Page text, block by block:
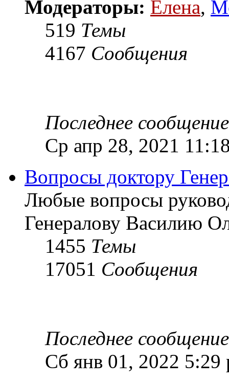
Модераторы: Елена,
519 Темы
4167 Сообщения
Последнее сообщение
Ср апр 28, 2021
Вопросы доктору
Любые вопросы
Генералову Василию
1455 Темы
17051 Сообщения
Последнее сообщение
Сб янв 01, 2022 5:29